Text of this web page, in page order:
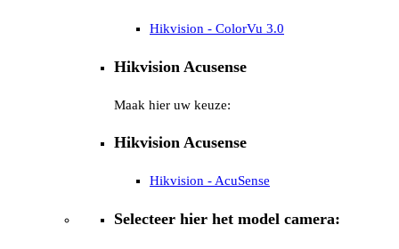
Hikvision - ColorVu 3.0
Hikvision Acusense
Maak hier uw keuze:
Hikvision Acusense
Hikvision - AcuSense
Selecteer hier het model camera: